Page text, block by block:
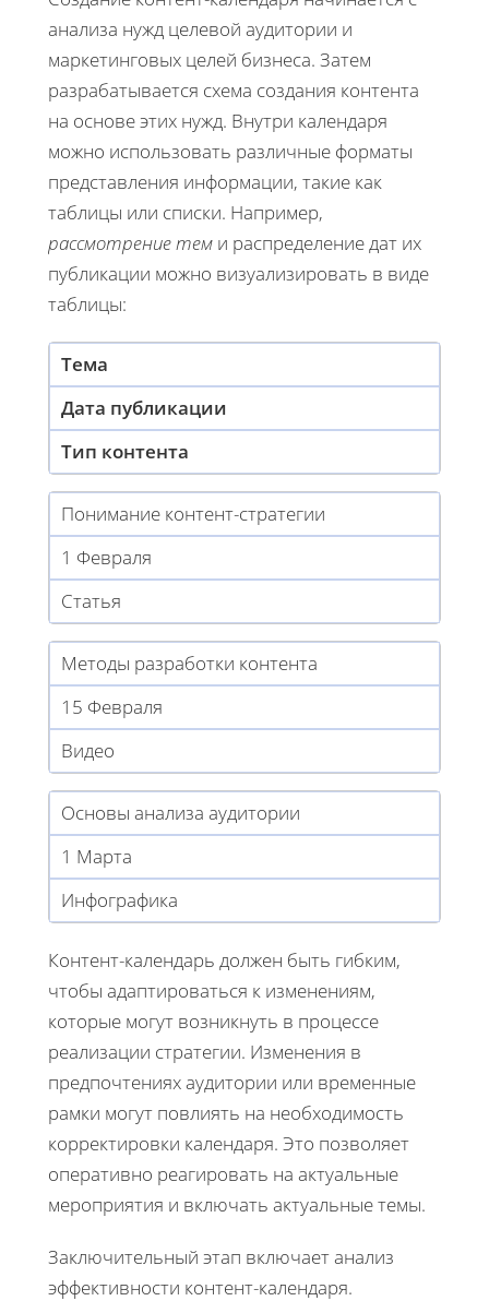
анализа нужд целевой аудитории и
маркетинговых целей бизнеса. Затем
разрабатывается схема создания контента
на основе этих нужд. Внутри календаря
можно использовать различные форматы
представления информации, такие как
таблицы или списки. Например,
рассмотрение тем и распределение дат их
публикации можно визуализировать в виде
таблицы:
Тема
Дата публикации
Тип контента
Понимание контент-стратегии
1 Февраля
Статья
Методы разработки контента
15 Февраля
Видео
Основы анализа аудитории
1 Марта
Инфографика
Контент-календарь должен быть гибким,
чтобы адаптироваться к изменениям,
которые могут возникнуть в процессе
реализации стратегии. Изменения в
предпочтениях аудитории или временные
рамки могут повлиять на необходимость
корректировки календаря. Это позволяет
оперативно реагировать на актуальные
мероприятия и включать актуальные темы.
Заключительный этап включает анализ
эффективности контент-календаря.